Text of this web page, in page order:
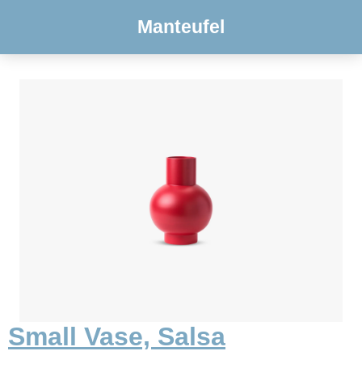
Manteufel
Small Vase, Salsa